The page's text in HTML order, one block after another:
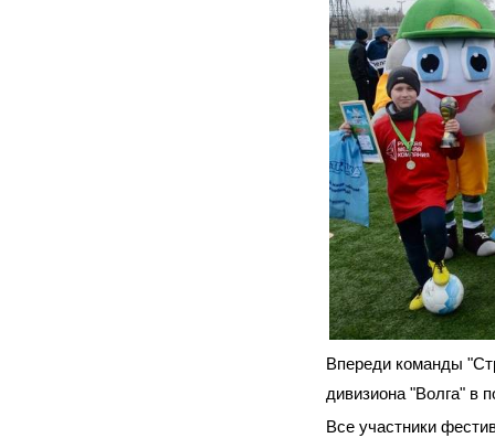
Впереди команды
дивизиона "Волга" в
Все участники